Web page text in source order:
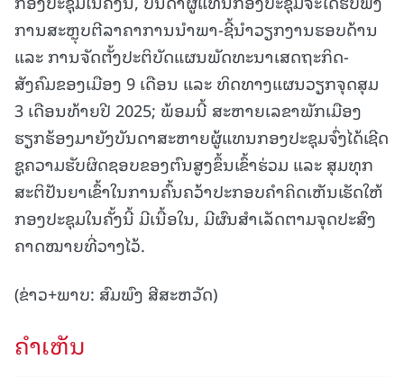
ການສະຫຼຸບຕີລາຄາການນໍາພາ-ຊີ້ນໍາວຽກງານຮອບດ້ານ
ແລະ ການຈັດຕັ້ງປະຕິບັດແຜນພັດທະນາເສດຖະກິດ-
ສັງຄົມຂອງເມືອງ 9 ເດືອນ ແລະ ທິດທາງແຜນວຽກຈຸດສຸມ
3 ເດືອນທ້າຍປີ 2025; ພ້ອມນີ້ ສະຫາຍເລຂາພັກເມືອງ
ຮຽກຮ້ອງມາຍັງບັນດາສະຫາຍຜູ້ແທນກອງປະຊຸມຈົ່ງໄດ້ເຊີດ
ຊູຄວາມຮັບຜິດຊອບຂອງຕົນສູງຂຶ້ນເຂົ້າຮ່ວມ ແລະ ສຸມທຸກ
ສະຕິປັນຍາເຂົ້າໃນການຄົ້ນຄວ້າປະກອບຄໍາຄິດເຫັນເຮັດໃຫ້
ກອງປະຊຸມໃນຄັ້ງນີ້ ມີເນື້ອໃນ, ມີຜົນສຳເລັດຕາມຈຸດປະສົງ
ຄາດໝາຍທີ່ວາງໄວ້.
(ຂ່າວ+ພາບ: ສົມພົງ ສີສະຫວັດ)
ຄໍາເຫັນ